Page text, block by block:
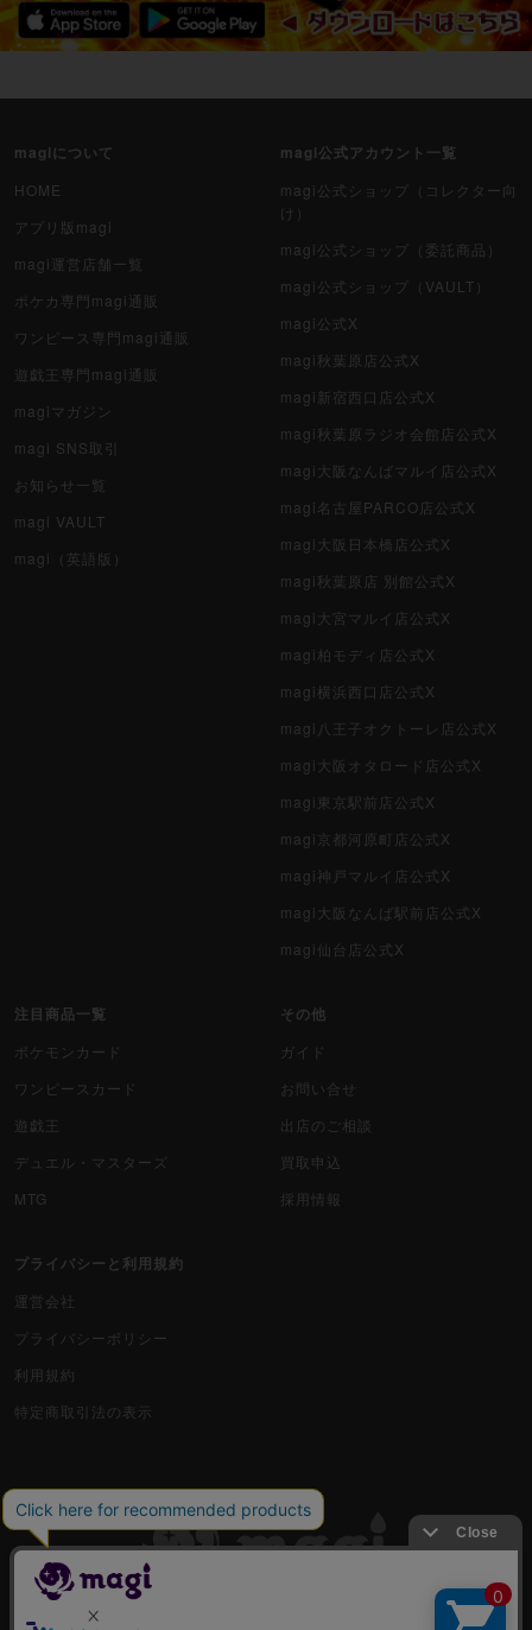
magiについて
HOME
アプリ版magi
magi運営店舗一覧
ポケカ専門magi通販
ワンピース専門magi通販
遊戯王専門magi通販
magiマガジン
magi SNS取引
お知らせ一覧
magi VAULT
magi（英語版）
magi公式アカウント一覧
magi公式ショップ（コレクター向
け）
magi公式ショップ（委託商品）
magi公式ショップ（VAULT）
magi公式X
magi秋葉原店公式X
magi新宿西口店公式X
magi秋葉原ラジオ会館店公式X
magi大阪なんばマルイ店公式X
magi名古屋PARCO店公式X
magi大阪日本橋店公式X
magi秋葉原店 別館公式X
magi大宮マルイ店公式X
magi柏モディ店公式X
magi横浜西口店公式X
magi八王子オクトーレ店公式X
magi大阪オタロード店公式X
magi東京駅前店公式X
magi京都河原町店公式X
magi神戸マルイ店公式X
magi大阪なんば駅前店公式X
magi仙台店公式X
注目商品一覧
ポケモンカード
ワンピースカード
遊戯王
デュエル・マスターズ
MTG
その他
ガイド
お問い合せ
出店のご相談
買取申込
採用情報
プライバシーと利用規約
運営会社
プライバシーポリシー
利用規約
特定商取引法の表示
古物商許可番号 株式会社ジラフ 東京都公安委員会 第303311606477号